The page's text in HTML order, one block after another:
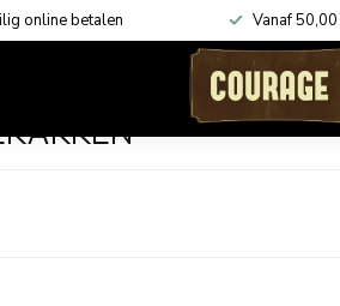
online betalen Vanaf
ACCESSOIRES KADOBONNEN